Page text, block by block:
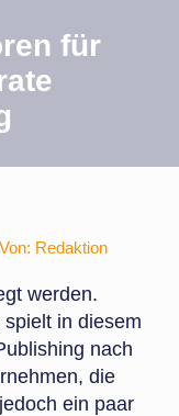
für
Von: Redaktion
werden.
in diesem
nach
die
ein paar